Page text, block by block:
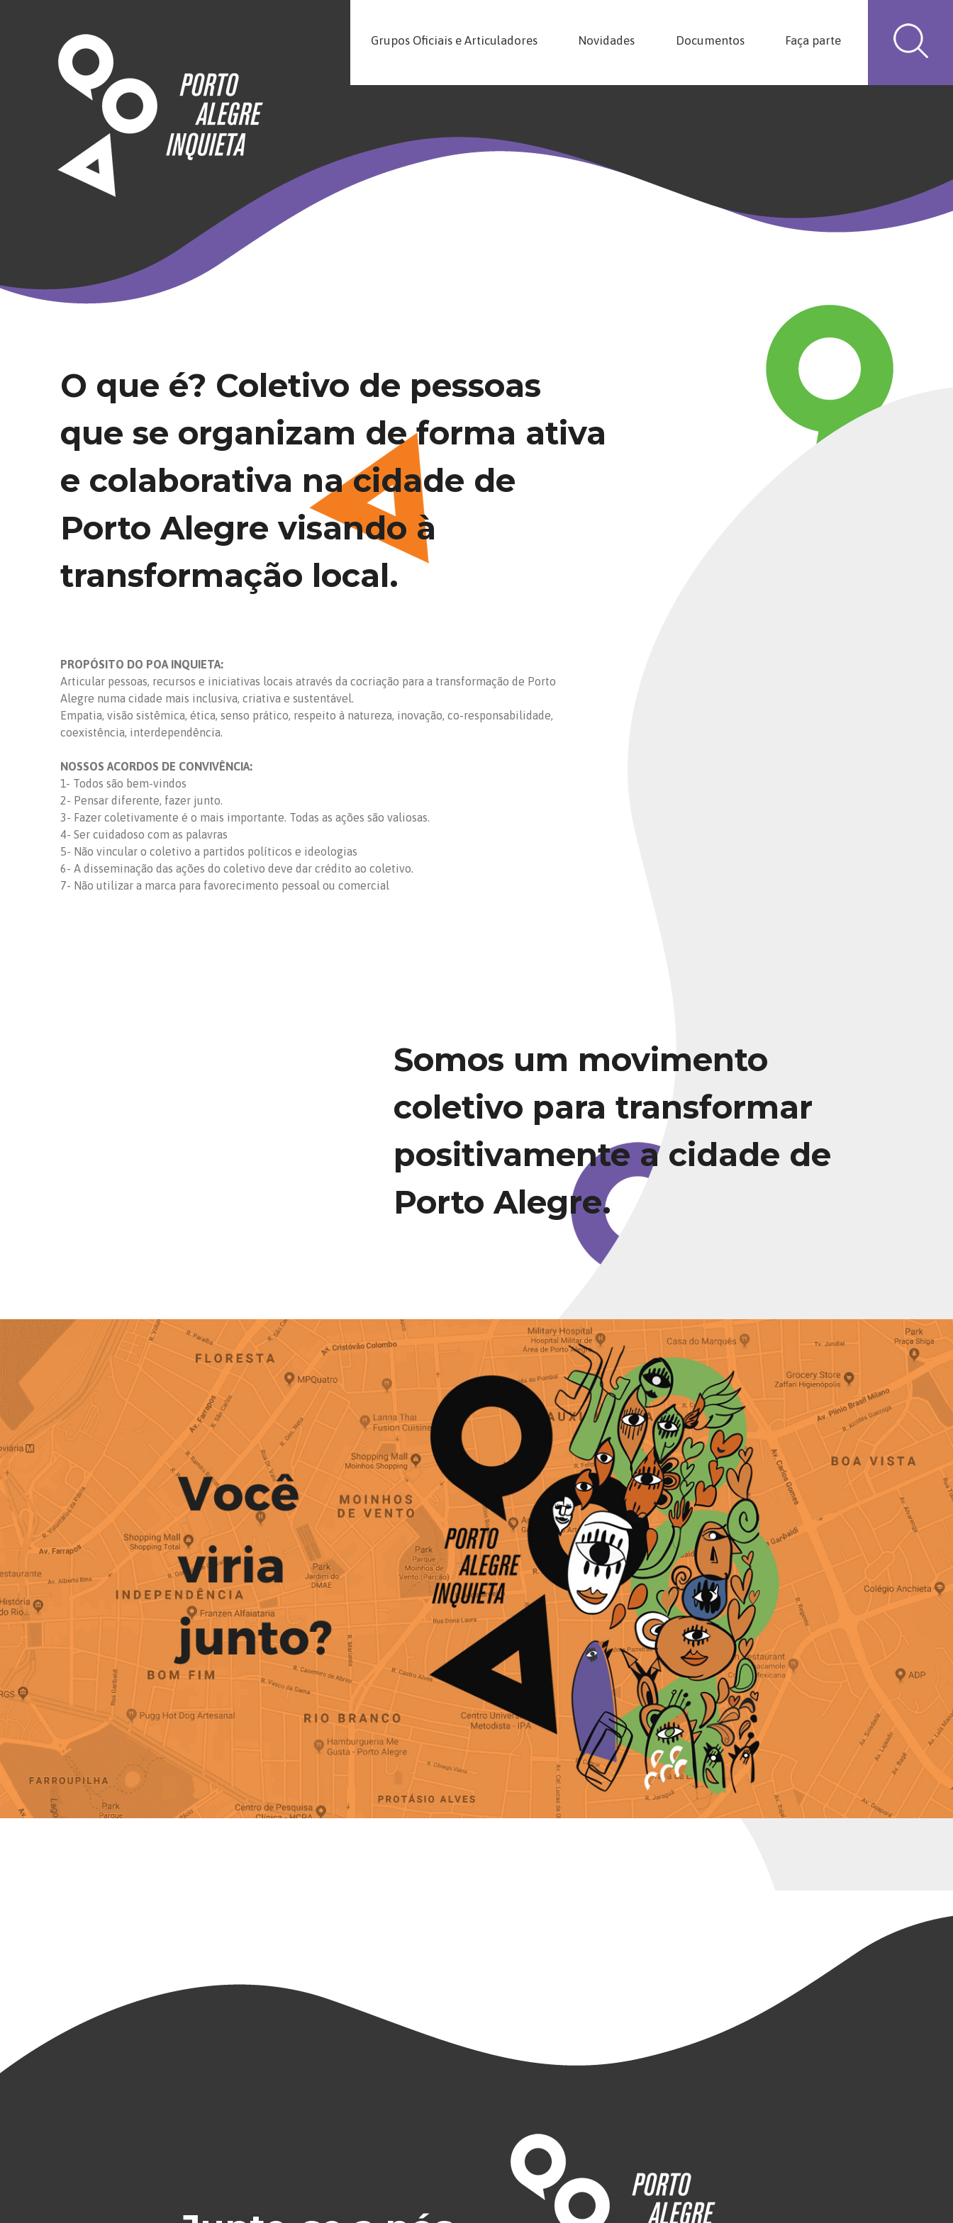
Grupos Oficiais e Articuladores Novidades Documentos Faça parte
O que é? Coletivo de pessoas
que se organizam de forma ativa
e colaborativa na cidade de
Porto Alegre visando à
transformação local.
PROPÓSITO DO POA INQUIETA:
Articular pessoas, recursos e iniciativas locais através da cocriação para a transformação de Porto
Alegre numa cidade mais inclusiva, criativa e sustentável.
Empatia, visão sistêmica, ética, senso prático, respeito à natureza, inovação, co-responsabilidade,
coexistência, interdependência.
NOSSOS ACORDOS DE CONVIVÊNCIA:
1- Todos são bem-vindos
2- Pensar diferente, fazer junto.
3- Fazer coletivamente é o mais importante. Todas as ações são valiosas.
4- Ser cuidadoso com as palavras
5- Não vincular o coletivo a partidos políticos e ideologias
6- A disseminação das ações do coletivo deve dar crédito ao coletivo.
7- Não utilizar a marca para favorecimento pessoal ou comercial
Somos um movimento
coletivo para transformar
positivamente a cidade de
Porto Alegre.